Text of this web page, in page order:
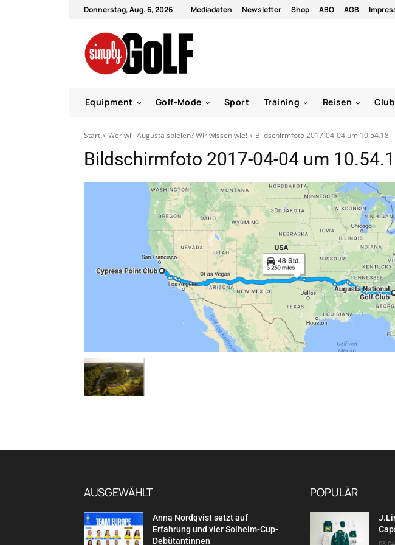
Donnerstag, Aug. 6, 2026 Mediadaten Newsletter Shop ABO AGB
Equipment Golf-Mode Sport Training Reisen
Start Wer will Augusta spielen? Wir wissen wie! Bildschirmfoto 2017-04-04 um 10.54.18
Bildschirmfoto 2017-04-04 um
AUSGEWÄHLT
Anna Nordqvist setzt auf
Erfahrung und vier Solheim-Cup-
Debütantinnen
POPULÄR